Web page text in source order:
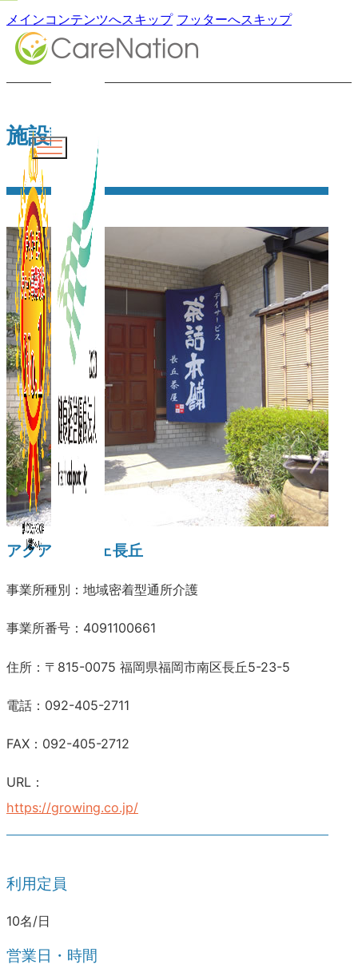
メインコンテンツへスキップ フッターへスキップ
施設詳細
アクアルーチェ長丘
事業所種別：地域密着型通所介護
事業所番号：4091100661
住所：〒815-0075 福岡県福岡市南区長丘5-23-5
電話：092-405-2711
FAX：092-405-2712
URL：
https://growing.co.jp/
利用定員
10名/日
営業日・時間